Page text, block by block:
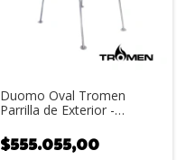
Duomo Oval Tromen
Parrilla de Exterior -
Enlozadas
$555.055,00